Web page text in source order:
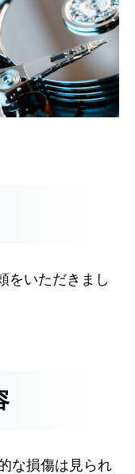
をいただきまし
な損傷は見られ